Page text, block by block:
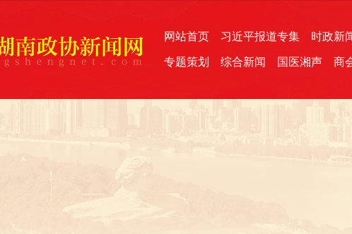
网站首页 习近平报道专集 时政新
专题策划 综合新闻 国医湘声 商